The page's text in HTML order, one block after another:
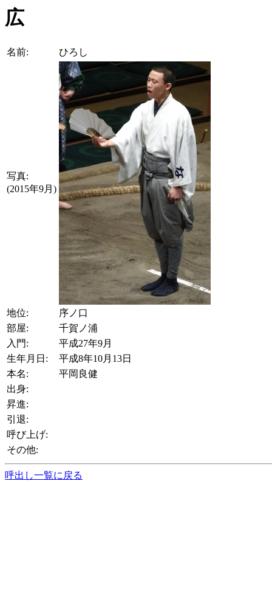
広
名前: ひろし
写真:
(2015年9月)
地位:
序ノ口
部屋:
千賀ノ浦
入門:
平成27年9月
生年月日:
平成8年10月13日
本名:
平岡良健
出身:
昇進:
引退:
呼び上げ:
その他:
呼出し一覧に戻る